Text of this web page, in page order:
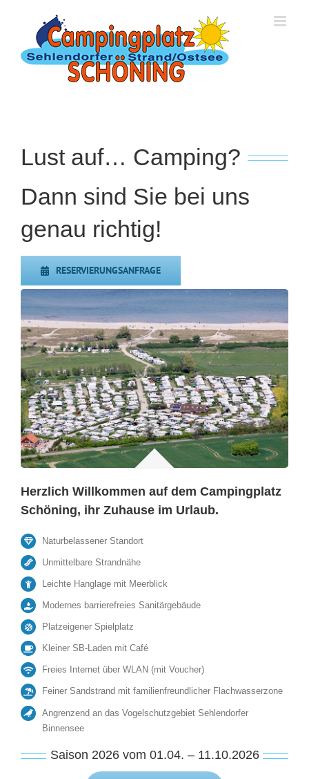
Lust auf… Camping?
Dann sind Sie bei uns
genau richtig!
RESERVIERUNGSANFRAGE
Herzlich Willkommen auf dem Campingplatz
Schöning, ihr Zuhause im Urlaub.
Naturbelassener Standort
Unmittelbare Strandnähe
Leichte Hanglage mit Meerblick
Modernes barrierefreies Sanitärgebäude
Platzeigener Spielplatz
Kleiner SB-Laden mit Café
Freies Internet über WLAN (mit Voucher)
Feiner Sandstrand mit familienfreundlicher Flachwasserzone
Angrenzend an das Vogelschutzgebiet Sehlendorfer
Binnensee
Saison 2026 vom 01.04. – 11.10.2026